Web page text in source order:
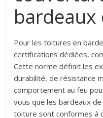
bardeaux
Pour les toitures en
certifications dédiées,
Cette norme définit les
durabilité, de résistance
comportement au feu
vous que les bardeaux
toiture sont conformes à